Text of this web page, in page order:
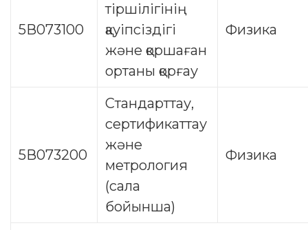
5В073100
тіршілігінің
қауіпсіздігі
және қоршаған
ортаны қорғау
Физика
5В073200
Стандарттау,
сертификаттау
және
метрология
(сала
бойынша)
Физика